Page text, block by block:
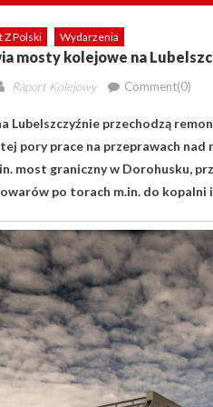
Z Polski Wydarzenia
mosty kolejowe na
Author
Raport Kolejowy Comment(0)
Lubelszczyźnie przechodzą
pory prace na przeprawach nad
most graniczny w Dorohusku,
po torach m.in. do kopalni